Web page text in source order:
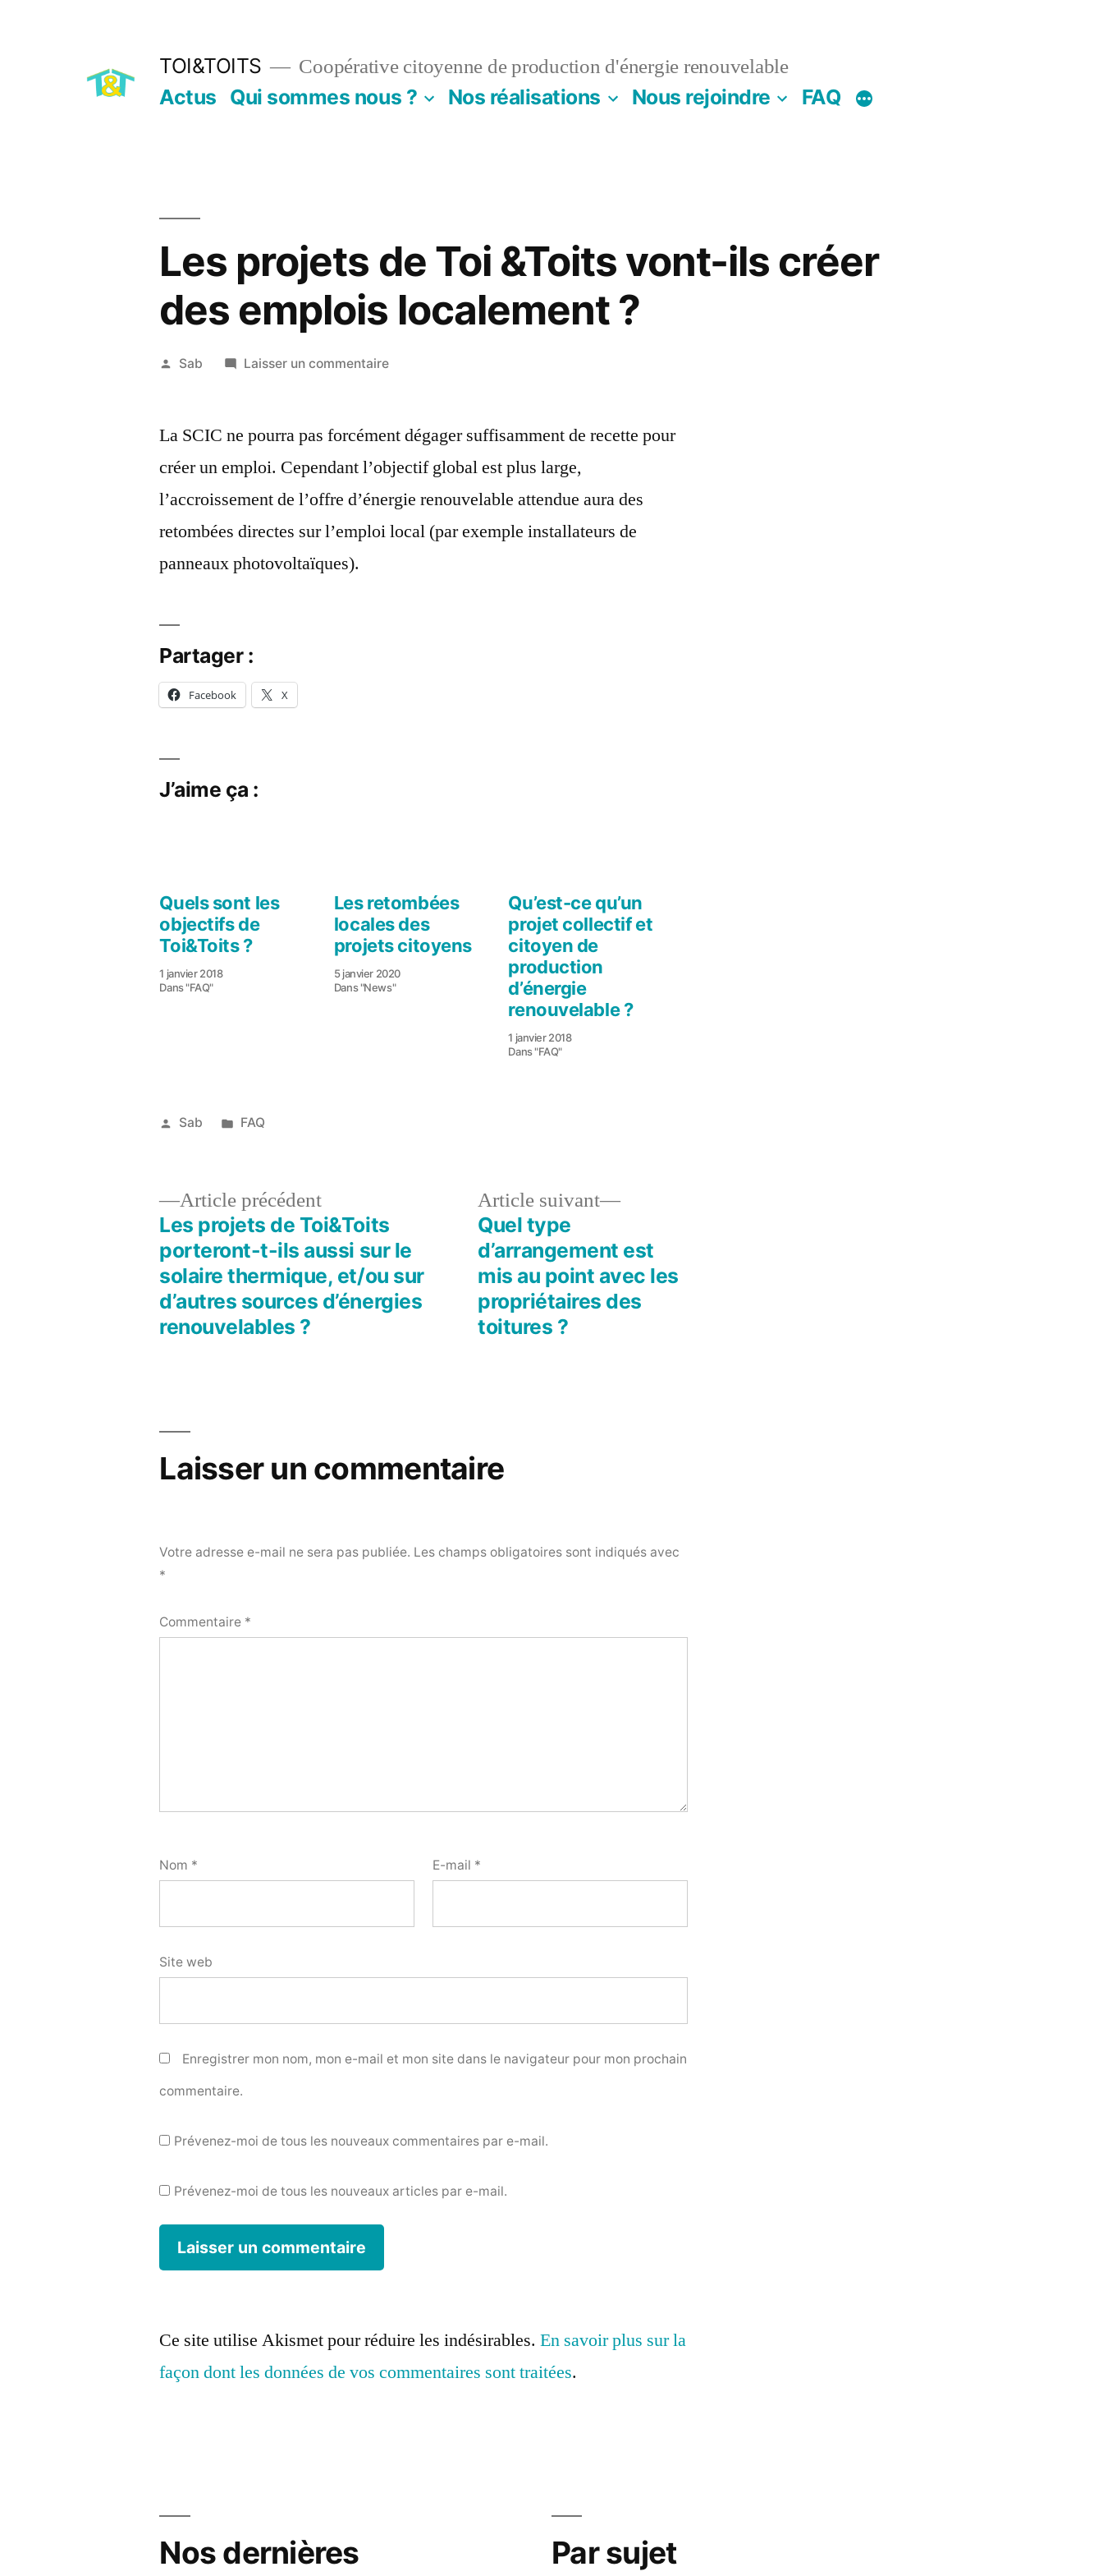
TOI&TOITS Coopérative citoyenne de production d'énergie renouvelable
Actus Qui sommes nous ? Nos réalisations Nous rejoindre FAQ
Les projets de Toi &Toits vont-ils créer
des emplois localement ?
Publié
Sab
2018
Laisser un commentairesur
de
&Toits
vont-
ils
La SCIC ne pourra pas forcément dégager suffisamment de recette pour
créer un emploi. Cependant l’objectif global est plus large,
l’accroissement de l’offre d’énergie renouvelable attendue aura des
retombées directes sur l’emploi local (par exemple installateurs de
panneaux photovoltaïques).
Partager :
Facebook X
J’aime ça :
Quels sont les
objectifs de
Toi&Toits ?
1 janvier 2018
Dans "FAQ"
Les retombées
locales des
projets citoyens
5 janvier 2020
Dans "News"
Qu’est-ce qu’un
projet collectif et
citoyen de
production
d’énergie
renouvelable ?
1 janvier 2018
Dans "FAQ"
Publié
Sab
2018
Publié
FAQ
Navigation
Article précédentArticle
précédent :
Les projets de Toi&Toits
porteront-t-ils aussi sur le
solaire thermique, et/ou sur
d’autres sources d’énergies
renouvelables ?
Article suivant
Article
Quel type
d’arrangement est
mis au point avec les
propriétaires des
toitures ?
Laisser un commentaire
Votre adresse e-mail ne sera pas publiée. Les champs obligatoires sont indiqués avec
*
Commentaire *
Nom * E-mail *
Site web
Enregistrer mon nom, mon e-mail et mon site dans le navigateur pour mon prochain
commentaire.
Prévenez-moi de tous les nouveaux commentaires par e-mail.
Prévenez-moi de tous les nouveaux articles par e-mail.
Ce site utilise Akismet pour réduire les indésirables.En savoir plus sur la
façon dont les données de vos commentaires sont traitées.
Nos dernières
Par sujet